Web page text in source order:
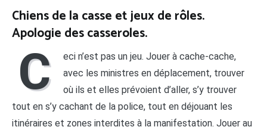
Chiens de la casse et jeux de rôles.
Apologie des casseroles.
C
eci n’est pas un jeu. Jouer à cache-cache,
avec les ministres en déplacement, trouver
où ils et elles prévoient d’aller, s’y trouver
tout en s’y cachant de la police, tout en déjouant les
itinéraires et zones interdites à la manifestation. Jouer au